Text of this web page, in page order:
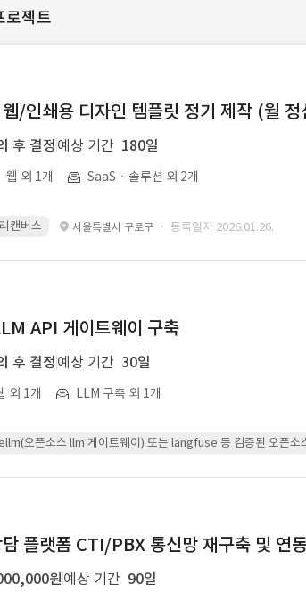
로젝트
/인쇄용 디자인 템플릿 정기 제작 (월 정
후 결정 예상 기간 180일
웹 외 1개 SaaSㆍ솔루션 외 2개
캔버스 서울특별시 구로구 · 등록일자 2026.01.26.
API 게이트웨이 구축
후 결정 예상 기간 30일
외 1개 LLM 구축 외 1개
오픈소스 llm 게이트웨이) 또는 langfuse 등 검증된 오픈소
플랫폼 CTI/PBX 통신망 재구축 및 연
원 예상 기간 90일